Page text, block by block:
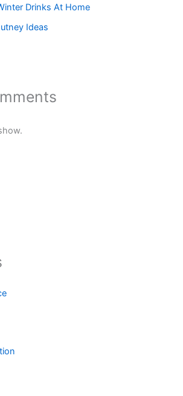
Drinks At Home
Ideas